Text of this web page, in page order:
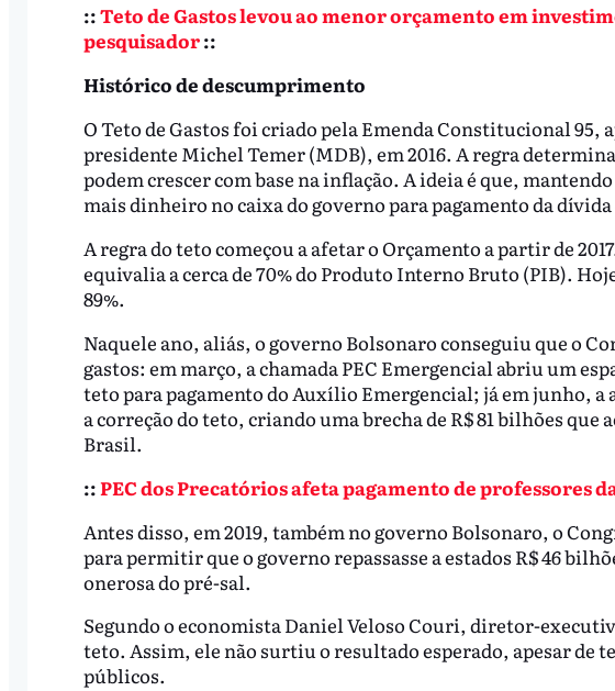
::Teto de Gastos levou ao menor orçamento em
pesquisador::
Histórico de descumprimento
O Teto de Gastos foi criado pela Emenda Constitucional 95,
presidente Michel Temer (MDB), em 2016. A regra
podem crescer com base na inflação. A ideia é que,
mais dinheiro no caixa do governo para pagamento da
A regra do teto começou a afetar o Orçamento a partir de
equivalia a cerca de 70% do Produto Interno Bruto (PIB).
89%.
Naquele ano, aliás, o governo Bolsonaro conseguiu que o
gastos: em março, a chamada PEC Emergencial abriu um
teto para pagamento do Auxílio Emergencial; já em junho, a
a correção do teto, criando uma brecha de R$ 81 bilhões que
Brasil.
::PEC dos Precatórios afeta pagamento de professores
Antes disso, em 2019, também no governo Bolsonaro, o
para permitir que o governo repassasse a estados R$ 46
onerosa do pré-sal.
Segundo o economista Daniel Veloso Couri, diretor-
teto. Assim, ele não surtiu o resultado esperado, apesar de
públicos.